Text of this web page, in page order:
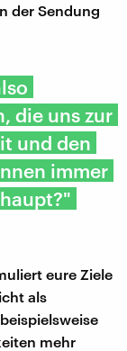
der Sendung
die uns zur
und den
immer
eure Ziele
als
mehr